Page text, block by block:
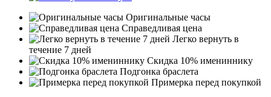
Оригинальные часы
Справедливая цена
Легко вернуть в
течение 7 дней
Скидка 10% имениннику
Подгонка браслета
Примерка перед покупкой